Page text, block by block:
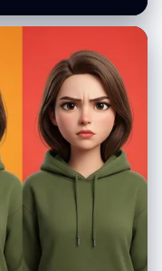
style only. The doodles
bubbles rising, a
and sketch that tells a
sans-serif text
The lighting is
the landscape. The
(like meadows,
and minimal-bezel,